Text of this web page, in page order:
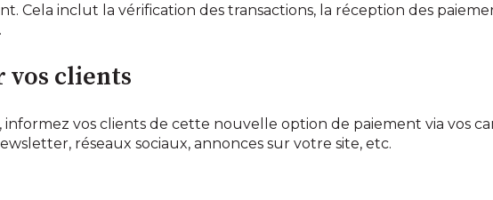
Cela inclut la vérification des transactions, la réception des
vos clients
informez vos clients de cette nouvelle option de paiement via vos
réseaux sociaux, annonces sur votre site, etc.